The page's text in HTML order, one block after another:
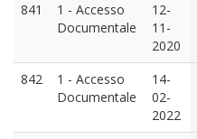
841
1 - Accesso
Documentale
12-
11-
2020
842
1 - Accesso
Documentale
14-
02-
2022